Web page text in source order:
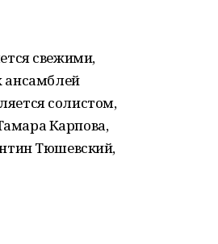
свежими,
солистом,
Карпова,
Тюшевский,